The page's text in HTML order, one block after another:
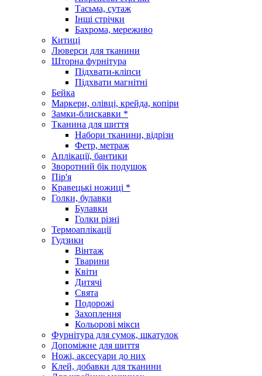
Тасьма, сутаж
Інші стрічки
Бахрома, мереживо
Китиці
Люверси для тканини
Шторна фурнітура
Підхвати-кліпси
Підхвати магнітні
Бейка
Маркери, олівці, крейда, копіри
Замки-блискавки *
Тканина для шиття
Набори тканини, відрізи
Фетр, метраж
Аплікації, бантики
Зворотний бік подушок
Пір'я
Кравецькі ножиці *
Голки, булавки
Булавки
Голки різні
Термоаплікації
Гудзики
Вінтаж
Тварини
Квіти
Дитячі
Свята
Подорожі
Захоплення
Кольорові мікси
Фурнітура для сумок, шкатулок
Допоміжне для шиття
Ножі, аксесуари до них
Клей, добавки для тканини